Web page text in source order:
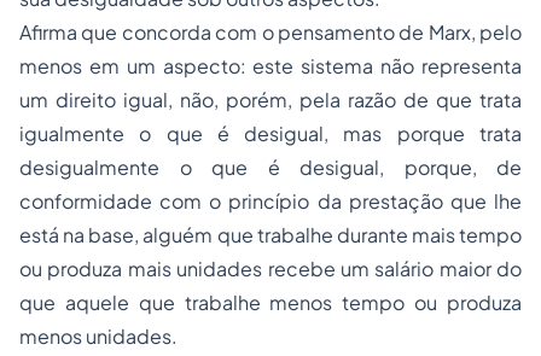
Afirma que concorda com o pensamento de Marx, pelo
menos em um aspecto: este sistema não representa
um direito igual, não, porém, pela razão de que trata
igualmente o que é desigual, mas porque trata
desigualmente o que é desigual, porque, de
conformidade com o princípio da prestação que lhe
está na base, alguém que trabalhe durante mais tempo
ou produza mais unidades recebe um salário maior do
que aquele que trabalhe menos tempo ou produza
menos unidades.